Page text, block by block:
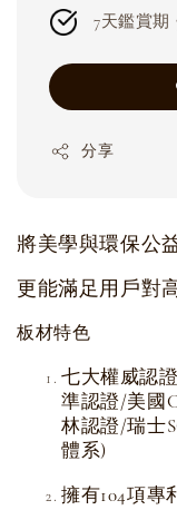
7天鑑賞期
分享
將美學與環保公
更能滿足用戶對
板材特色
七大權威認
準認證/美國
林認證/瑞士
體系)
擁有104項專